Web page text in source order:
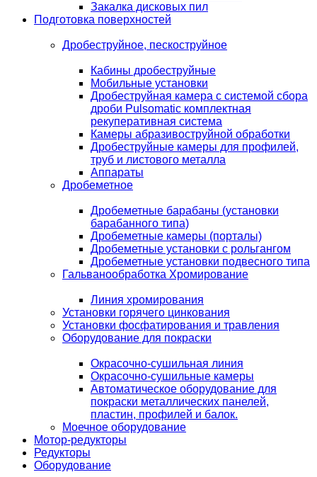
Закалка дисковых пил
Подготовка поверхностей
Дробеструйное, пескоструйное
Кабины дробеструйные
Мобильные установки
Дробеструйная камера с системой сбора
дроби Pulsomatic комплектная
рекуперативная система
Камеры абразивоструйной обработки
Дробеструйные камеры для профилей,
труб и листового металла
Аппараты
Дробеметное
Дробеметные барабаны (установки
барабанного типа)
Дробеметные камеры (порталы)
Дробеметные установки с рольгангом
Дробеметные установки подвесного типа
Гальванообработка Хромирование
Линия хромирования
Установки горячего цинкования
Установки фосфатирования и травления
Оборудование для покраски
Окрасочно-сушильная линия
Окрасочно-сушильные камеры
Автоматическое оборудование для
покраски металлических панелей,
пластин, профилей и балок.
Моечное оборудование
Мотор-редукторы
Редукторы
Оборудование